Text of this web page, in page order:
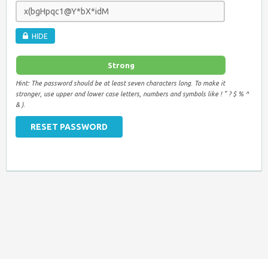
HIDE
Strong
Hint: The password should be at least seven characters long. To make it
stronger, use upper and lower case letters, numbers and symbols like ! " ? $ % ^
& ).